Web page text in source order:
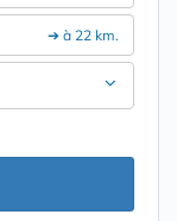
➔ à 22 km.